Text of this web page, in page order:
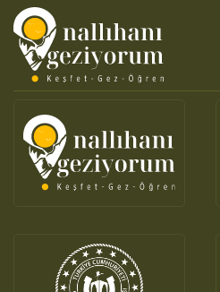
Görünüşe göre herhangi bir içerik bulunamadı
ekleyeceğiz.
Arama: